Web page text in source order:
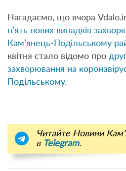
Нагадаємо, що вчора
п’ять нових випадків
Кам’янець-Подільському
квітня стало відомо про
захворювання на
Подільському.
Читайте Новини
в Telegram.